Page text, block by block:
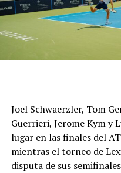
Second
Djokovic
defence
#AusOpen
— #AusOpen
Joel Schwaerzler, Tom
Guerrieri, Jerome Kym y
lugar en las finales del
mientras el torneo de
disputa de sus